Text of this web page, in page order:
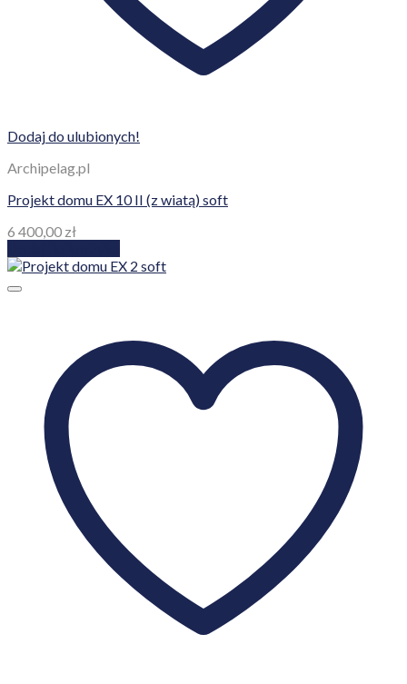
Dodaj do ulubionych!
Archipelag.pl
Projekt domu EX 10 II (z wiatą) soft
6 400,00 zł